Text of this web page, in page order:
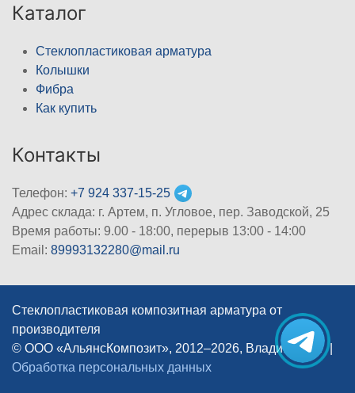
Каталог
Стеклопластиковая арматура
Колышки
Фибра
Как купить
Контакты
Телефон: +7 924 337-15-25
Адрес склада: г. Артем, п. Угловое, пер. Заводской, 25
Время работы: 9.00 - 18:00, перерыв 13:00 - 14:00
Email: 89993132280@mail.ru
Стеклопластиковая композитная арматура от
производителя
© ООО «АльянсКомпозит», 2012–2026, Владивосток
|
Обработка персональных данных